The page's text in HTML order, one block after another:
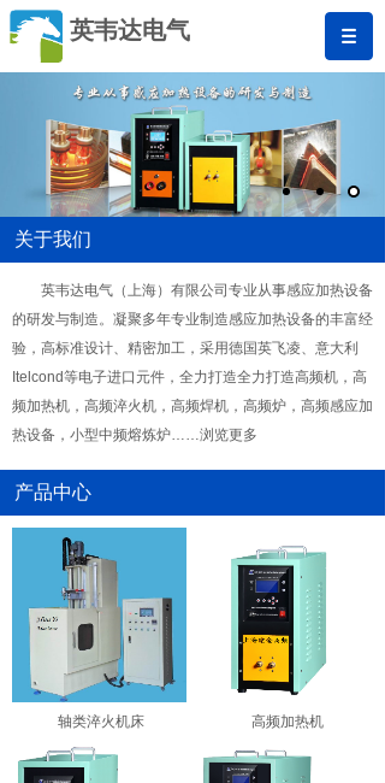
英韦达电气
关于我们
英韦达电气（上海）有限公司专业从事感应加热设备
的研发与制造。凝聚多年专业制造感应加热设备的丰富经
验，高标准设计、精密加工，采用德国英飞凌、意大利
Itelcond等电子进口元件，全力打造全力打造高频机，高
频加热机，高频淬火机，高频焊机，高频炉，高频感应加
热设备，小型中频熔炼炉……浏览更多
产品中心
轴类淬火机床 高频加热机